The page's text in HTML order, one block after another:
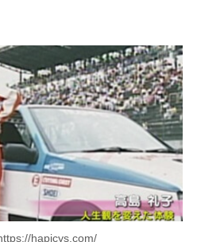
hapicys.com/